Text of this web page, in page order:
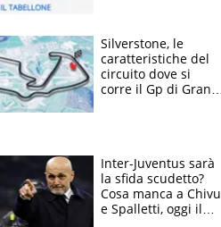
Silverstone, le
caratteristiche del
circuito dove si
corre il Gp di Gran
Inter-Juventus sarà
la sfida scudetto?
Cosa manca a Chivu
e Spalletti, oggi il